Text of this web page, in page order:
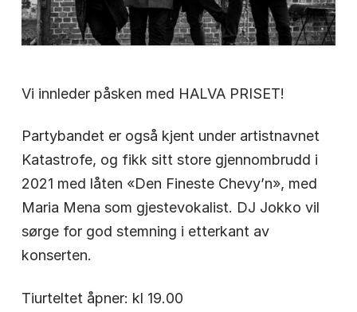
Vi innleder påsken med HALVA PRISET!
Partybandet er også kjent under artistnavnet
Katastrofe, og fikk sitt store gjennombrudd i
2021 med låten «Den Fineste Chevy’n», med
Maria Mena som gjestevokalist. DJ Jokko vil
sørge for god stemning i etterkant av
konserten.
Tiurteltet åpner: kl 19.00